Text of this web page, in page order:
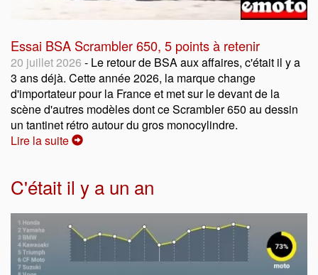
Essai BSA Scrambler 650, 5 points à retenir
20 juillet 2026 - Le retour de BSA aux affaires, c'était il y a
3 ans déjà. Cette année 2026, la marque change
d'importateur pour la France et met sur le devant de la
scène d'autres modèles dont ce Scrambler 650 au dessin
un tantinet rétro autour du gros monocylindre.
Lire la suite
C'était il y a un an